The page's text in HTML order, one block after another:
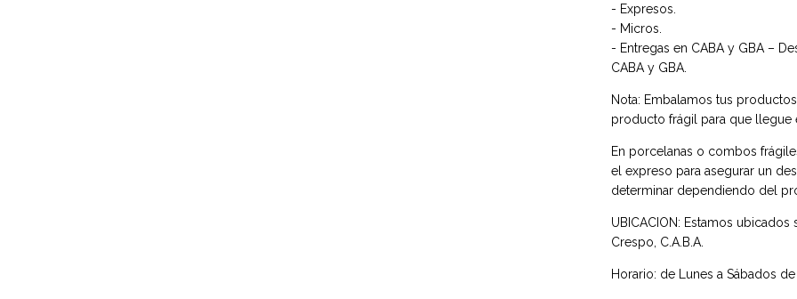
- Expresos.
- Micros.
- Entregas en CABA y GBA –
CABA y GBA.
Nota: Embalamos tus
producto frágil para que llegue
En porcelanas o combos
el expreso para asegurar un
determinar dependiendo del
UBICACION: Estamos
Crespo, C.A.B.A.
Horario: de Lunes a Sábados